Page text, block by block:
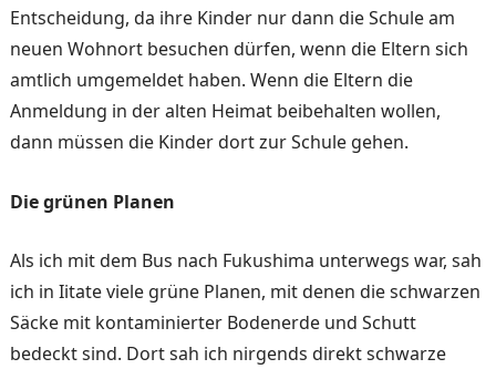
Ent­scheidung, da ihre Kinder nur dann die Schule am
neuen Wohnort besuchen dürfen, wenn die Eltern sich
amtlich umgemeldet haben. Wenn die Eltern die
Anmeldung in der alten Heimat beibehalten wol­len,
dann müssen die Kinder dort zur Schule gehen.
Die grünen Planen
Als ich mit dem Bus nach Fukushima unterwegs war, sah
ich in Iitate viele grüne Planen, mit denen die schwar­zen
Säcke mit kontaminierter Bodenerde und Schutt
bedeckt sind. Dort sah ich nirgends di­rekt schwarze